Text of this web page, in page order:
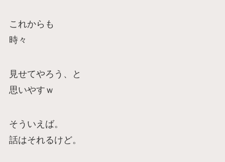
これからも
時々
見せてやろう、と
思いやすｗ
そういえば。
話はそれるけど。